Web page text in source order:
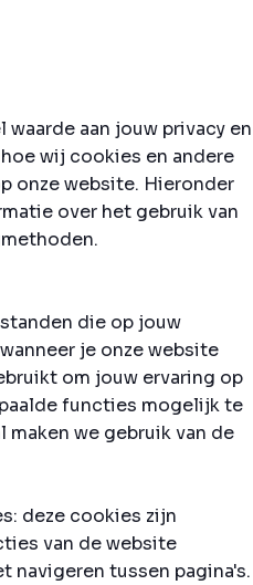
aan jouw privacy en
wij cookies en andere
onze website. Hieronder
over het gebruik van
die op jouw
je onze website
om jouw ervaring op
functies mogelijk te
maken we gebruik van de
deze cookies zijn
van de website
navigeren tussen pagina's.